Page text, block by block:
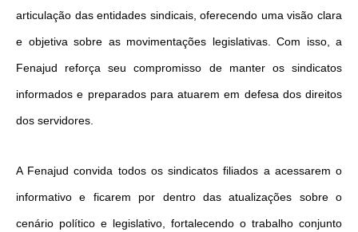
articulação das entidades sindicais, oferecendo uma visão clara
e objetiva sobre as movimentações legislativas. Com isso, a
Fenajud reforça seu compromisso de manter os sindicatos
informados e preparados para atuarem em defesa dos direitos
dos servidores.
A Fenajud convida todos os sindicatos filiados a acessarem o
informativo e ficarem por dentro das atualizações sobre o
cenário político e legislativo, fortalecendo o trabalho conjunto